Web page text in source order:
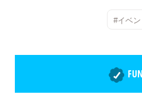
#イベン